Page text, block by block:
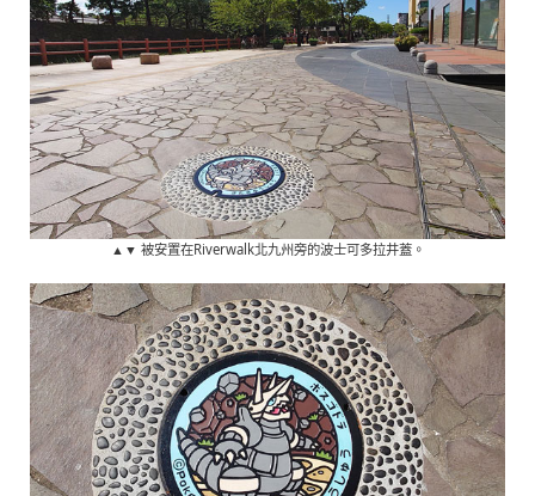
▲▼ 被安置在Riverwalk北九州旁的波士可多拉井蓋。